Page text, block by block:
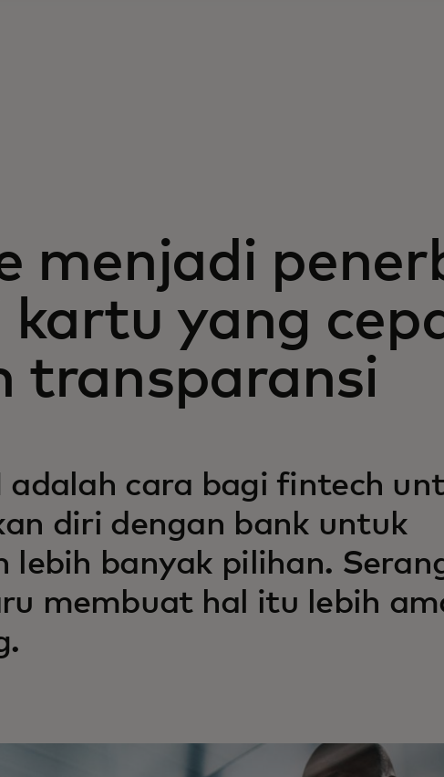
menjadi
kartu yang
transparansi
adalah cara bagi fintech
diri dengan bank untuk
lebih banyak pilihan.
membuat hal itu lebih